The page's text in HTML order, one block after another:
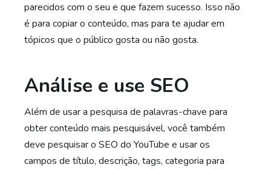
parecidos com o seu e que fazem sucesso. Isso não
é para copiar o conteúdo, mas para te ajudar em
tópicos que o público gosta ou não gosta.
Análise e use SEO
Além de usar a pesquisa de palavras-chave para
obter conteúdo mais pesquisável, você também
deve pesquisar o SEO do YouTube e usar os
campos de título, descrição, tags, categoria para